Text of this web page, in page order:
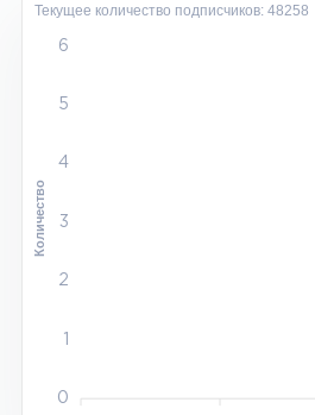
Текущее количество подписчиков: 48258
6
5
4
3
2
1
0
Количество